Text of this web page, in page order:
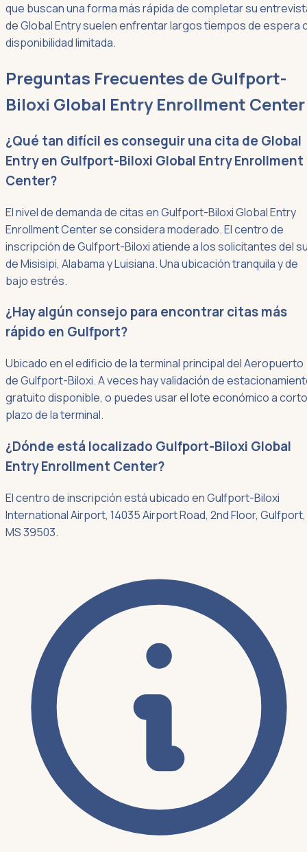
que buscan una forma más rápida de completar su
de Global Entry suelen enfrentar largos tiempos de espera
disponibilidad limitada.
Preguntas Frecuentes de Gulfport-
Biloxi Global Entry Enrollment Center
¿Qué tan difícil es conseguir una cita de Global
Entry en Gulfport-Biloxi Global Entry Enrollment
Center?
El nivel de demanda de citas en Gulfport-Biloxi Global Entry
Enrollment Center se considera moderado. El centro de
inscripción de Gulfport-Biloxi atiende a los solicitantes del
de Misisipi, Alabama y Luisiana. Una ubicación tranquila y de
bajo estrés.
¿Hay algún consejo para encontrar citas más
rápido en Gulfport?
Ubicado en el edificio de la terminal principal del Aeropuerto
de Gulfport-Biloxi. A veces hay validación de
gratuito disponible, o puedes usar el lote económico a corto
plazo de la terminal.
¿Dónde está localizado Gulfport-Biloxi Global
Entry Enrollment Center?
El centro de inscripción está ubicado en Gulfport-Biloxi
International Airport, 14035 Airport Road, 2nd Floor, Gulfport,
MS 39503.